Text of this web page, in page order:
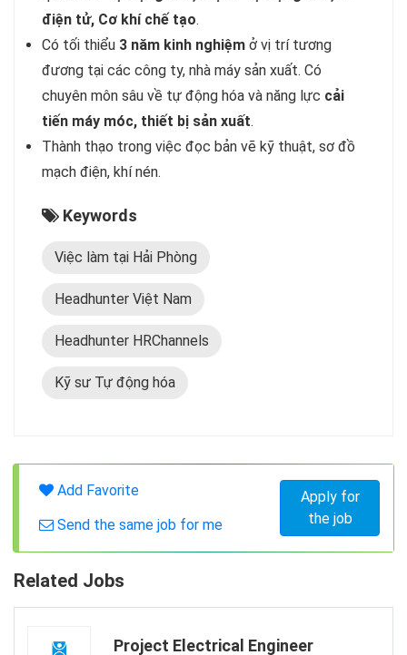
điện tử, Cơ khí chế tạo.
Có tối thiểu 3 năm kinh nghiệm ở vị trí tương
đương tại các công ty, nhà máy sản xuất. Có
chuyên môn sâu về tự động hóa và năng lực cải
tiến máy móc, thiết bị sản xuất.
Thành thạo trong việc đọc bản vẽ kỹ thuật, sơ đồ
mạch điện, khí nén.
Keywords
Việc làm tại Hải Phòng
Headhunter Việt Nam
Headhunter HRChannels
Kỹ sư Tự động hóa
Add Favorite
Send the same job for me
Apply for
the job
Related Jobs
Project Electrical Engineer